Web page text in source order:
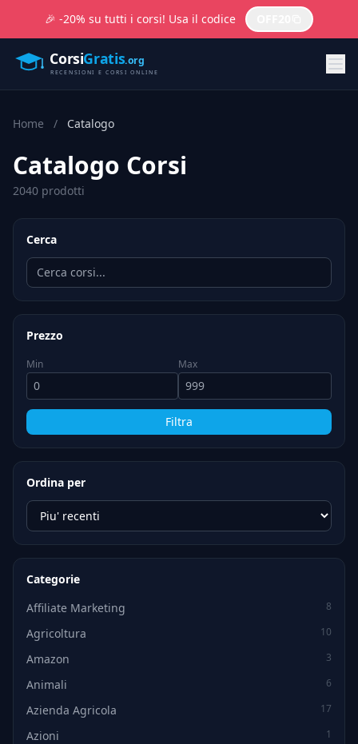
🎉 -20% su tutti i corsi! Usa il codice
Home / Catalogo
Catalogo Corsi
2040 prodotti
Cerca
Prezzo
Min Max
Filtra
Ordina per
Categorie
Affiliate Marketing
8
Agricoltura 10
Amazon 3
Animali 6
Azienda Agricola 17
Azioni 1